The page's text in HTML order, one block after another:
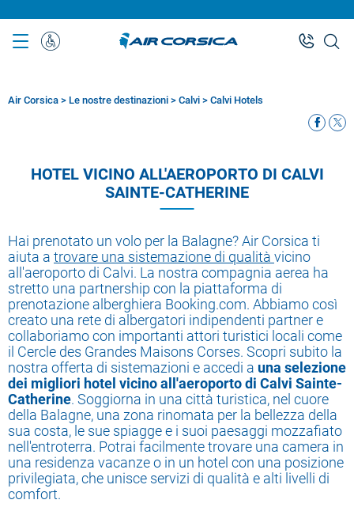
to
main
contentAssistenza
Breadcrumb
Air Corsica > Le nostre destinazioni > Calvi > Calvi Hotels
HOTEL VICINO ALL'AEROPORTO DI CALVI
SAINTE-CATHERINE
Hai prenotato un volo per la Balagne? Air Corsica ti
aiuta a trovare una sistemazione di qualità vicino
all'aeroporto di Calvi. La nostra compagnia aerea ha
stretto una partnership con la piattaforma di
prenotazione alberghiera Booking.com. Abbiamo così
creato una rete di albergatori indipendenti partner e
collaboriamo con importanti attori turistici locali come
il Cercle des Grandes Maisons Corses. Scopri subito la
nostra offerta di sistemazioni e accedi a una selezione
dei migliori hotel vicino all'aeroporto di Calvi Sainte-
Catherine. Soggiorna in una città turistica, nel cuore
della Balagne, una zona rinomata per la bellezza della
sua costa, le sue spiagge e i suoi paesaggi mozzafiato
nell'entroterra. Potrai facilmente trovare una camera in
una residenza vacanze o in un hotel con una posizione
privilegiata, che unisce servizi di qualità e alti livelli di
comfort.